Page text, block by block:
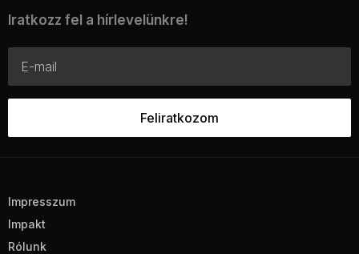
Iratkozz fel a hírlevelünkre!
Impresszum
Impakt
Rólunk